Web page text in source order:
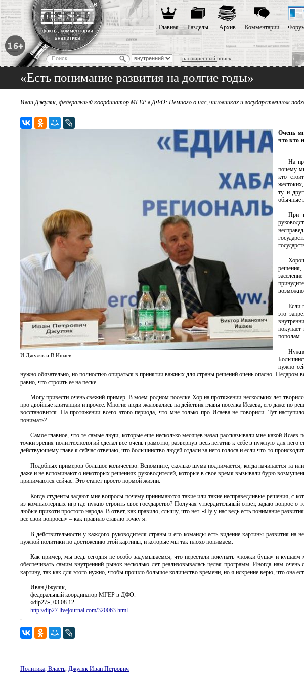
расширенный поиск
Главная Разделы Архив Комментарии
«Есть понимание развития на долгие годы»
Иван Джуляк, федеральный координатор МГЕР в ДФО: Немного о нас, чиновниках и государственном
И.Джуляк и В.Ишаев
Очень
что кто-
На
почему
кто
ту и
обычные
При
Если
это
пополам.
нужно
нужно обязательно, но полностью опираться в принятии важных для страны решений очень опасно. Недаром
равно, что строить ее на песке.
Могу привести очень свежий пример. В моем родном поселке Хор на протяжении нескольких лет
про двойные квитанции и прочее. Многие люди жаловались на действия главы поселка Исаева, его даже по
восстановится. На протяжении всего этого периода, что мне только про Исаева не говорили. Тут
понимать?
Самое главное, что те самые люди, которые еще несколько месяцев назад рассказывали мне какой
точки зрения политтехнологий сделал все очень грамотно, развернув весь негатив к себе в нужную для
действующему главе я сейчас отвечаю, что большинство людей отдали за него голоса и если что-то
Подобных примеров большое количество. Вспомните, сколько шума поднимается, когда начинается та
даже и не вспоминают о некоторых решениях руководителей, которые в свое время вызывали бурю
принимаются сейчас. Это станет просто нормой жизни.
Когда студенты задают мне вопросы почему принимаются такие или такие несправедливые решения, с
из компьютерных игр где нужно строить свое государство? Получая утвердительный ответ, задаю вопрос о
любые прихоти простого народа. В ответ, как правило, слышу, что нет. «Ну у нас ведь есть понимание
все свои вопросы» – как правило ставлю точку я.
В действительности у каждого руководителя страны и его команды есть видение картины развития на
нужной политики по достижению этой картины, и которые мы так плохо понимаем.
Как пример, мы ведь сегодня не особо задумываемся, что перестали покупать «ножки буша» и
обеспечивать самим внутренний рынок несколько лет реализовывалась целая программ. Иногда нам
картину, так как для этого нужно, чтобы прошло большое количество времени, но я искренне верю, что она
Иван Джуляк,
федеральный координатор МГЕР в ДФО.
«dip27», 03.08.12
http://dip27.livejournal.com/320063.html
.
Политика, Власть, Джуляк Иван Петрович